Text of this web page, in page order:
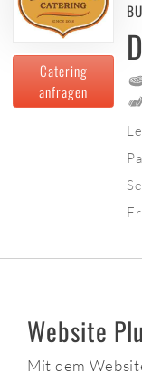
Catering
anfragen
Website
Mit dem